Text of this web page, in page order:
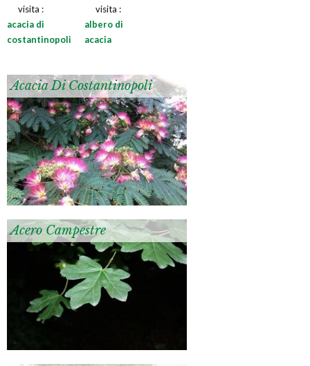
visita :
acacia di
costantinopoli
visita :
albero di
acacia
Acacia Di Costantinopoli
Acero Campestre